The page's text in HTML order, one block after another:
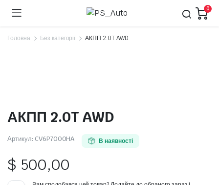
0
Головна Без категорії АКПП 2.0T AWD
АКПП 2.0T AWD
Артикул: CV6P7000HA В наявності
$ 500,00